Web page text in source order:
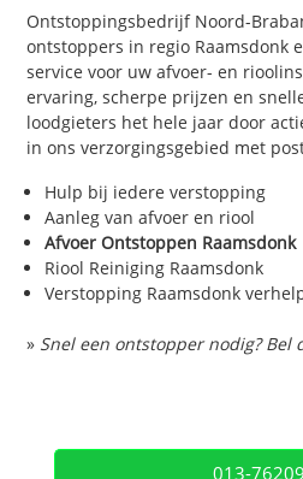
Ontstoppingsbedrijf Noord-
ontstoppers in regio Raamsdonk
service voor uw afvoer- en
ervaring, scherpe prijzen en
loodgieters het hele jaar door
in ons verzorgingsgebied met
Hulp bij iedere verstopping
Aanleg van afvoer en riool
Afvoer Ontstoppen Raamsdonk
Riool Reiniging Raamsdonk
Verstopping Raamsdonk
» Snel een ontstopper nodig? Bel
013-